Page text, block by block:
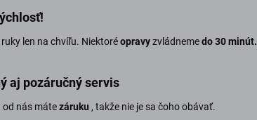
ruky len na chvíľu. Niektoréopravyzvládnemedo 30 minút.
aj pozáručný servis
od nás mátezáruku , takže nie je sa čoho obávať.